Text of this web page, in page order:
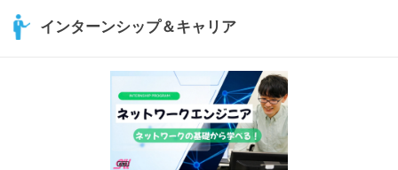
インターンシップ＆キャリア